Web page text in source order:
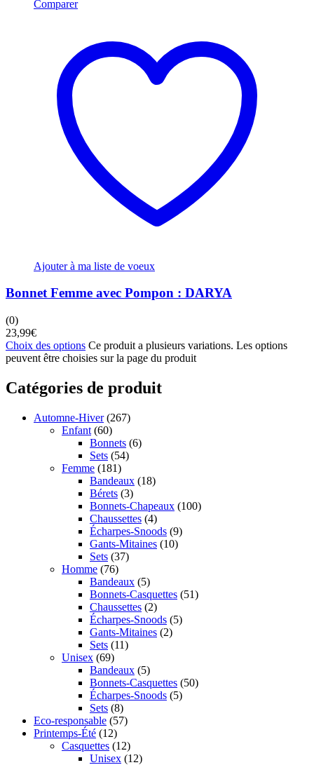
Comparer
Ajouter à ma liste de voeux
Bonnet Femme avec Pompon : DARYA
(0)
23,99€
Choix des options Ce produit a plusieurs variations. Les options
peuvent être choisies sur la page du produit
Catégories de produit
Automne-Hiver (267)
Enfant (60)
Bonnets (6)
Sets (54)
Femme (181)
Bandeaux (18)
Bérets (3)
Bonnets-Chapeaux (100)
Chaussettes (4)
Écharpes-Snoods (9)
Gants-Mitaines (10)
Sets (37)
Homme (76)
Bandeaux (5)
Bonnets-Casquettes (51)
Chaussettes (2)
Écharpes-Snoods (5)
Gants-Mitaines (2)
Sets (11)
Unisex (69)
Bandeaux (5)
Bonnets-Casquettes (50)
Écharpes-Snoods (5)
Sets (8)
Eco-responsable (57)
Printemps-Été (12)
Casquettes (12)
Unisex (12)